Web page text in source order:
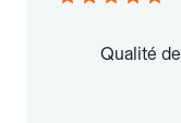
Qualité